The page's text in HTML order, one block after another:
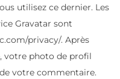
utilisez ce dernier. Les
Gravatar sont
privacy/. Après
votre photo de profil
votre commentaire.